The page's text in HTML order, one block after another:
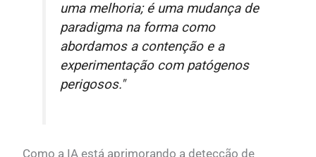
uma melhoria; é uma mudança de
paradigma na forma como
abordamos a contenção e a
experimentação com patógenos
perigosos."
Como a IA está aprimorando a detecção de